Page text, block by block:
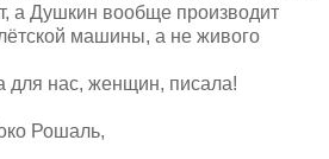
а Душкин вообще производит
машины, а не живого
для нас, женщин, писала!
Рошаль,